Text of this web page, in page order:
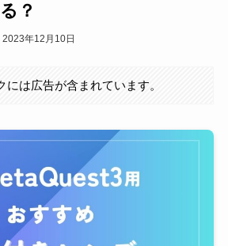
？
2023年12月10日
には広告が含まれています。